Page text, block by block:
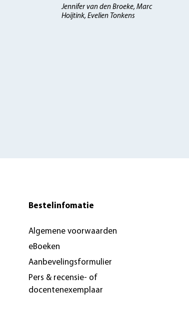
Jennifer van den Broeke, Marc
Hoijtink, Evelien Tonkens
Bestelinfomatie
Algemene voorwaarden
eBoeken
Aanbevelingsformulier
Pers & recensie- of
docentenexemplaar